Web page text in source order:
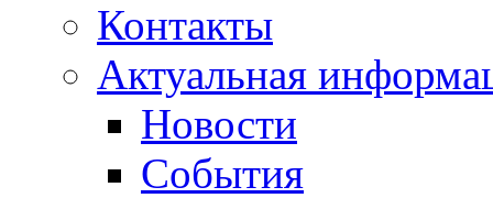
Контакты
Актуальная
Новости
События